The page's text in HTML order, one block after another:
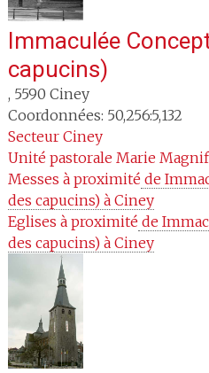
Immaculée
capucins)
, 5590 Ciney
Coordonnées: 50,256:5,132
Secteur Ciney
Unité pastorale Marie
Messes à proximité de
des capucins) à Ciney
Eglises à proximité de
des capucins) à Ciney